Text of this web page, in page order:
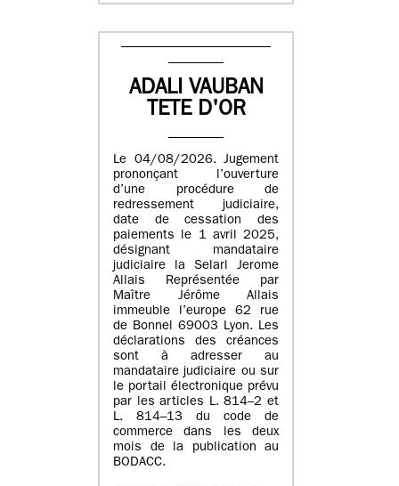
ADALI VAUBAN
TETE D'OR
Le 04/08/2026. Jugement
prononçant l’ouverture
d’une procédure de
redressement judiciaire,
date de cessation des
paiements le 1 avril 2025,
désignant mandataire
judiciaire la Selarl Jerome
Allais Représentée par
Maître Jérôme Allais
immeuble l’europe 62 rue
de Bonnel 69003 Lyon. Les
déclarations des créances
sont à adresser au
mandataire judiciaire ou sur
le portail électronique prévu
par les articles L. 814–2 et
L. 814–13 du code de
commerce dans les deux
mois de la publication au
BODACC.